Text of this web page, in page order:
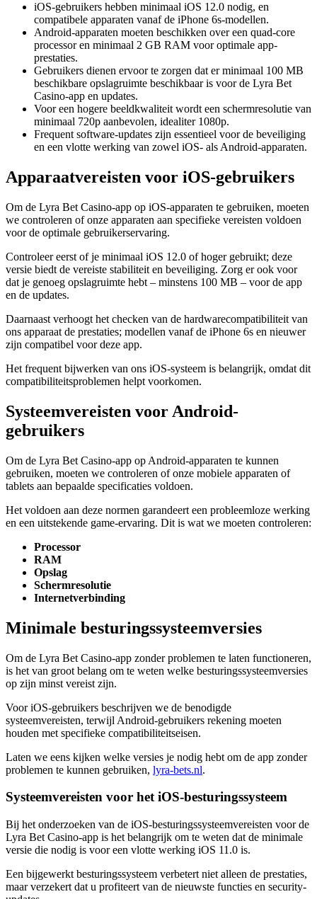
iOS-gebruikers hebben minimaal iOS 12.0 nodig, en
compatibele apparaten vanaf de iPhone 6s-modellen.
Android-apparaten moeten beschikken over een quad-core
processor en minimaal 2 GB RAM voor optimale app-
prestaties.
Gebruikers dienen ervoor te zorgen dat er minimaal 100 MB
beschikbare opslagruimte beschikbaar is voor de Lyra Bet
Casino-app en updates.
Voor een hogere beeldkwaliteit wordt een schermresolutie van
minimaal 720p aanbevolen, idealiter 1080p.
Frequent software-updates zijn essentieel voor de beveiliging
en een vlotte werking van zowel iOS- als Android-apparaten.
Apparaatvereisten voor iOS-gebruikers
Om de Lyra Bet Casino-app op iOS-apparaten te gebruiken, moeten
we controleren of onze apparaten aan specifieke vereisten voldoen
voor de optimale gebruikerservaring.
Controleer eerst of je minimaal iOS 12.0 of hoger gebruikt; deze
versie biedt de vereiste stabiliteit en beveiliging. Zorg er ook voor
dat je genoeg opslagruimte hebt – minstens 100 MB – voor de app
en de updates.
Daarnaast verhoogt het checken van de hardwarecompatibiliteit van
ons apparaat de prestaties; modellen vanaf de iPhone 6s en nieuwer
zijn compatibel voor deze app.
Het frequent bijwerken van ons iOS-systeem is belangrijk, omdat dit
compatibiliteitsproblemen helpt voorkomen.
Systeemvereisten voor Android-
gebruikers
Om de Lyra Bet Casino-app op Android-apparaten te kunnen
gebruiken, moeten we controleren of onze mobiele apparaten of
tablets aan bepaalde specificaties voldoen.
Het voldoen aan deze normen garandeert een probleemloze werking
en een uitstekende game-ervaring. Dit is wat we moeten controleren:
Processor
RAM
Opslag
Schermresolutie
Internetverbinding
Minimale besturingssysteemversies
Om de Lyra Bet Casino-app zonder problemen te laten functioneren,
is het van groot belang om te weten welke besturingssysteemversies
op zijn minst vereist zijn.
Voor iOS-gebruikers beschrijven we de benodigde
systeemvereisten, terwijl Android-gebruikers rekening moeten
houden met specifieke compatibiliteitseisen.
Laten we eens kijken welke versies je nodig hebt om de app zonder
problemen te kunnen gebruiken, lyra-bets.nl.
Systeemvereisten voor het iOS-besturingssysteem
Bij het onderzoeken van de iOS-besturingssysteemvereisten voor de
Lyra Bet Casino-app is het belangrijk om te weten dat de minimale
versie die nodig is voor een vlotte werking iOS 11.0 is.
Een bijgewerkt besturingssysteem verbetert niet alleen de prestaties,
maar verzekert dat u profiteert van de nieuwste functies en security-